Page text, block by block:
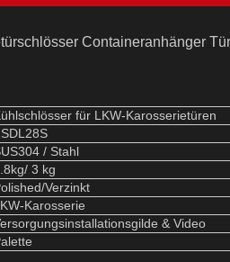
Containeranhänger
für LKW-Karosserietüren
28S
/ Stahl
kg/ 3 kg
olished/Verzinkt
Karosserie
& Video